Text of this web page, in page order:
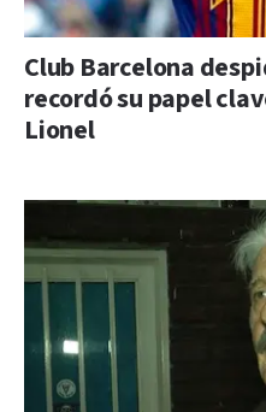
Club Barcelona
recordó su papel
Lionel